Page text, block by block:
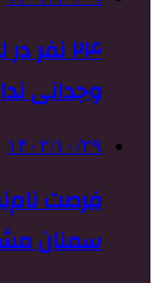
۲۴
وجدانی
۱۴۰۲/۱۰/۲۹
فرصت
سمنان